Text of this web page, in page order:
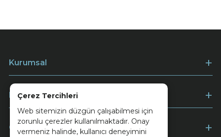
Çerez Tercihleri
Web sitemizin düzgün çalışabilmesi için
zorunlu çerezler kullanılmaktadır. Onay
vermeniz halinde, kullanıcı deneyimini
Kurumsal
Müşteri Hizmetleri
Ödeme